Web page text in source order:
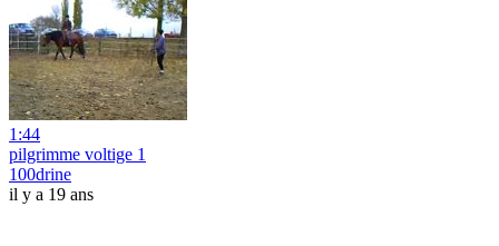
1:44
pilgrimme voltige 1
100drine
il y a 19 ans